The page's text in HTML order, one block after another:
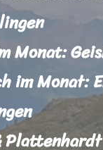
Monat:
im Monat:
Plattenhardt